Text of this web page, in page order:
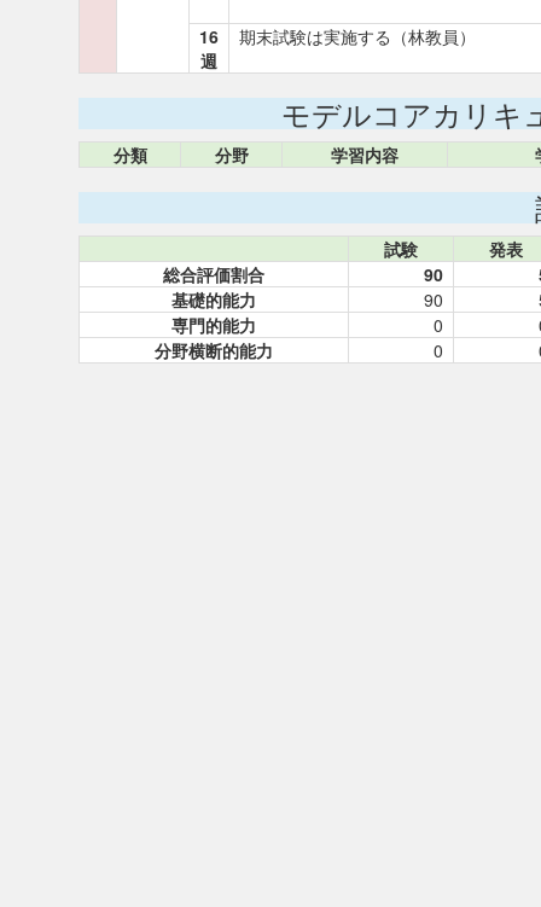
16
週
期末試験は実施する（林教員）
モデルコアカリキ
分類 分野 学習内容
試験
発表
総合評価割合
90
基礎的能力
90
専門的能力
0
分野横断的能力
0